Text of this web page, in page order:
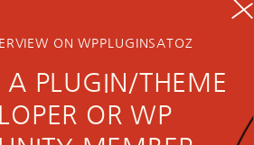
ON WPPLUGINSATOZ
A PLUGIN/THEME
OR WP